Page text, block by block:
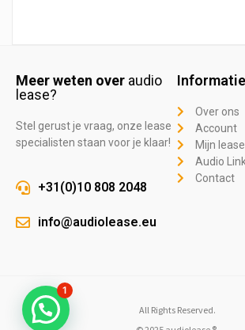
Meer weten over audio
lease?
Stel gerust je vraag, onze lease
specialisten staan voor je klaar!
+31(0)10 808 2048
info@audiolease.eu
Informatie
Over ons
Account
Mijn
Audio
Contact
All Rights Reserved.
1